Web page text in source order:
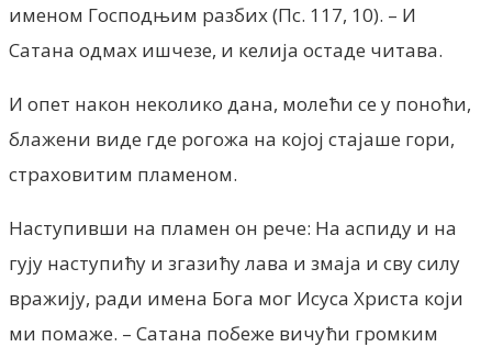
именом Господњим разбих (Пс. 117, 10). – И
Сатана одмах ишчезе, и келија остаде читава.
И опет након неколико дана, молећи се у поноћи,
блажени виде где рогожа на којој стајаше гори,
страховитим пламеном.
Наступивши на пламен он рече: На аспиду и на
гују наступићу и згазићу лава и змаја и сву силу
вражију, ради имена Бога мог Исуса Христа који
ми помаже. – Сатана побеже вичући громким